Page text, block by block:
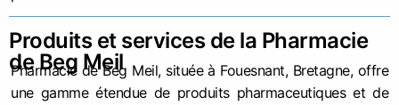
Produits et services de la Pharmacie
de Beg Meil
Pharmacie de Beg Meil, située à Fouesnant, Bretagne, offre
une gamme étendue de produits pharmaceutiques et de